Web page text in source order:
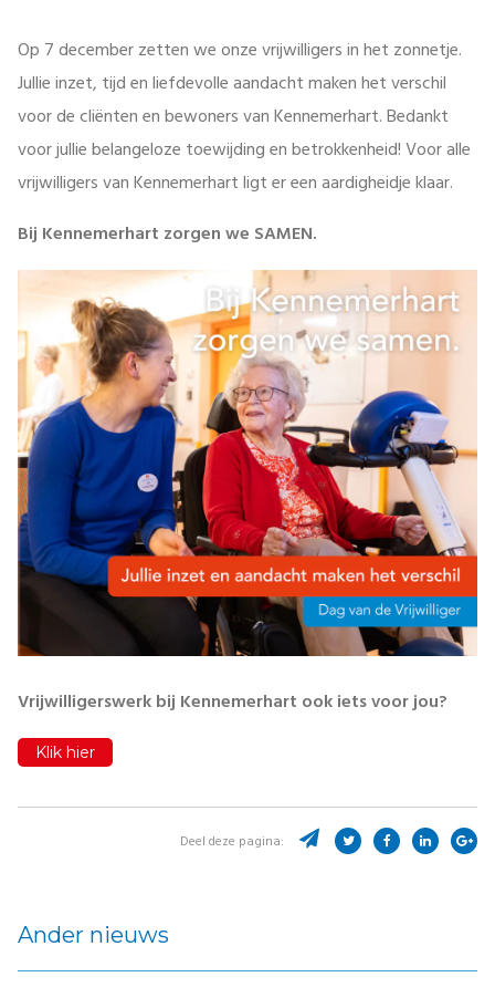
Op 7 december zetten we onze vrijwilligers in het zonnetje.
Jullie inzet, tijd en liefdevolle aandacht maken het verschil
voor de cliënten en bewoners van Kennemerhart. Bedankt
voor jullie belangeloze toewijding en betrokkenheid! Voor alle
vrijwilligers van Kennemerhart ligt er een aardigheidje klaar.
Bij Kennemerhart zorgen we SAMEN.
Vrijwilligerswerk bij Kennemerhart ook iets voor jou?
Klik hier
Deel deze pagina:
Ander nieuws